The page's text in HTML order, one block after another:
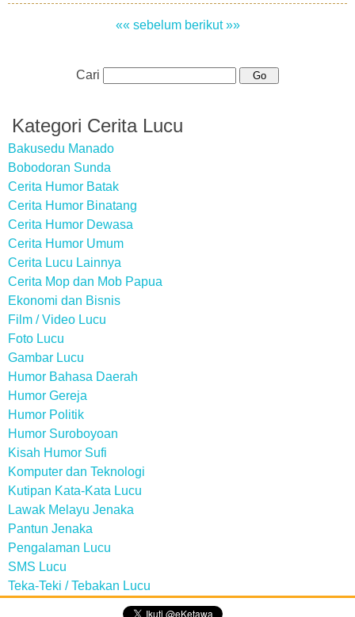
«« sebelum berikut »»
Cari
Kategori Cerita Lucu
Bakusedu Manado
Bobodoran Sunda
Cerita Humor Batak
Cerita Humor Binatang
Cerita Humor Dewasa
Cerita Humor Umum
Cerita Lucu Lainnya
Cerita Mop dan Mob Papua
Ekonomi dan Bisnis
Film / Video Lucu
Foto Lucu
Gambar Lucu
Humor Bahasa Daerah
Humor Gereja
Humor Politik
Humor Suroboyoan
Kisah Humor Sufi
Komputer dan Teknologi
Kutipan Kata-Kata Lucu
Lawak Melayu Jenaka
Pantun Jenaka
Pengalaman Lucu
SMS Lucu
Teka-Teki / Tebakan Lucu